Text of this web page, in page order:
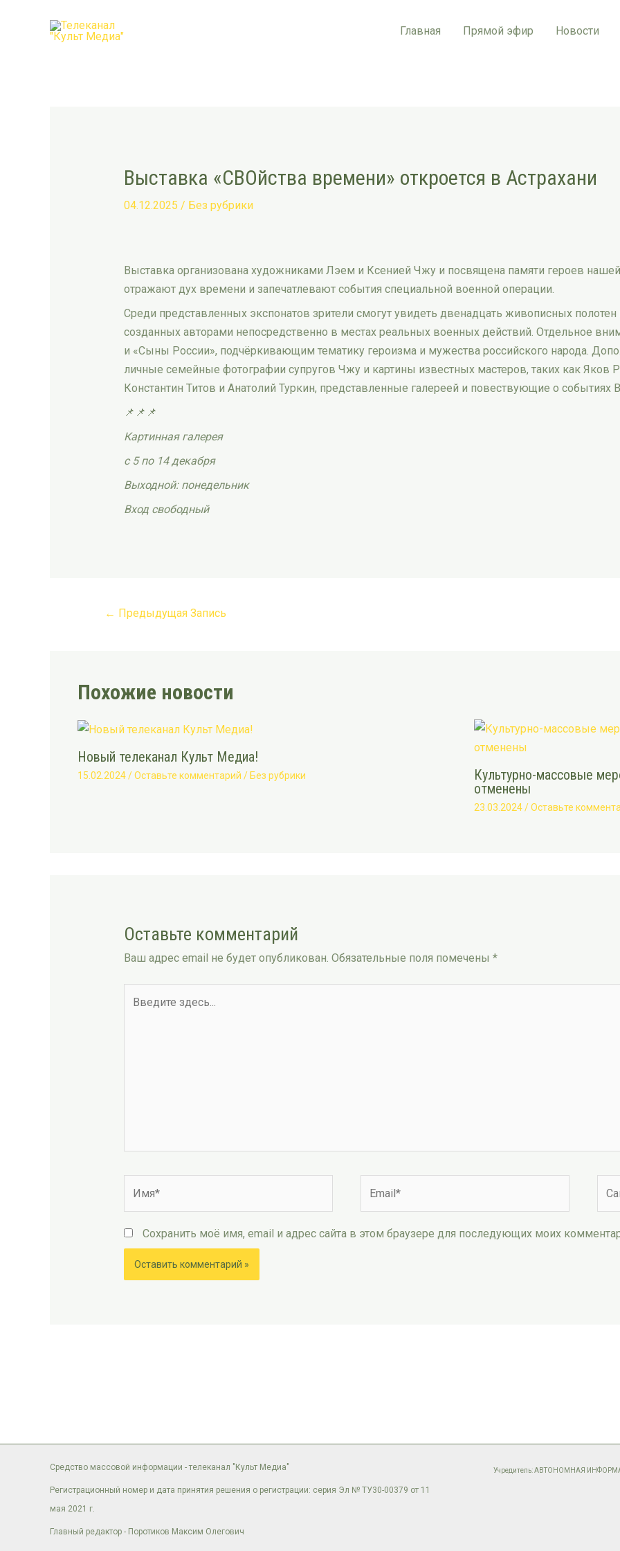
Главная Прямой эфир Новости
Выставка «СВОйства времени» откроется в Астрахани
04.12.2025 / Без рубрики
Выставка организована художниками Лэем и Ксенией Чжу и посвящена памяти героев
отражают дух времени и запечатлевают события специальной военной операции.
Среди представленных экспонатов зрители смогут увидеть двенадцать живописных полотен
созданных авторами непосредственно в местах реальных военных действий. Отдельное
и «Сыны России», подчёркивающим тематику героизма и мужества российского народа.
личные семейные фотографии супругов Чжу и картины известных мастеров, таких как Яков
Константин Титов и Анатолий Туркин, представленные галереей и повествующие о событиях
📌📌📌
Картинная галерея
с 5 по 14 декабря
Выходной: понедельник
Вход свободный
navigation
← Предыдущая Запись
Похожие новости
Новый телеканал Культ Медиа!
15.02.2024/Оставьте комментарий / Без рубрики
Культурно-массовые
отменены
23.03.2024/Оставьте
Оставьте комментарий
Ваш адрес email не будет опубликован. Обязательные поля помечены *
здесь...
Сохранить моё имя, email и адрес сайта в этом браузере для последующих моих
Средство массовой информации - телеканал "Культ Медиа"
Регистрационный номер и дата принятия решения о регистрации: серия Эл № ТУ30-00379 от 11
мая 2021 г.
Главный редактор - Поротиков Максим Олегович
Учредитель: АВТОНОМНАЯ